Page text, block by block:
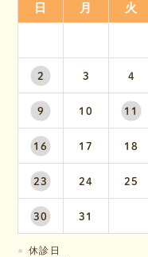
日 月 火
2 3 4
9 10 11
16 17 18
23 24 25
30 31
● 休診日